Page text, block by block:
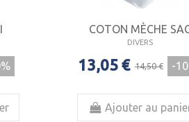
COTON MÈCHE
DIVERS
13,05 € 14,50 € -
Ajouter au